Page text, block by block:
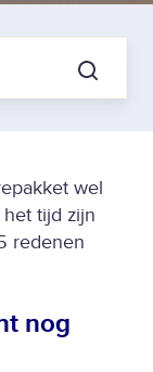
wel
tijd zijn
redenen
nog